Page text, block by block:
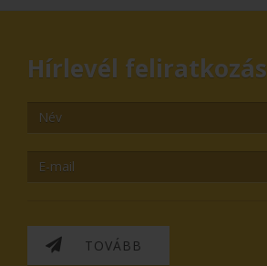
Hírlevél feliratkozás
TOVÁBB